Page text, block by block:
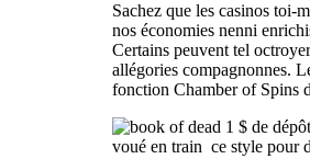
Sachez que les casinos toi-
nos économies nenni
Certains peuvent tel
allégories compagnonnes.
fonction Chamber of Spins
voué en train ce style pour